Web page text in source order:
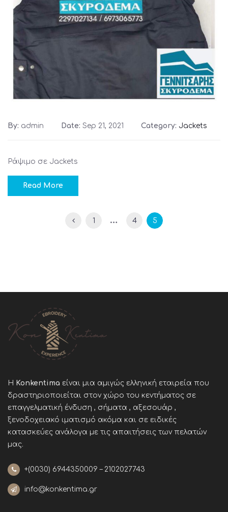
By: admin Date: Sep 21, 2021 Category: Jackets
Ράψιμο σε Jackets
Read More
1 … 4 5
Η Konkentima είναι μια αμιγώς ελληνική εταιρεία που
δραστηριοποιείται στον χώρο του κεντήματος σε
επαγγελματική ένδυση , σήματα , αξεσουάρ ,
ξενοδοχειακό ιματισμό ακόμα και σε ειδικές
κατασκεύες ανάλογα με τις απαιτήσεις των πελατών
μας.
+(0030) 6944350009 – 2102027743
info@konkentima.gr